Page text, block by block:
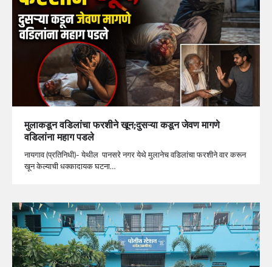
मुलाकडून वडिलांचा फरशीने खून;दुसऱ्या कडून जेवण मागणे
वडिलांना महाग पडले
नायगाव (प्रतिनिधी)- येथील पानसरे नगर येथे मुलानेच वडिलांचा फरशीने वार करून
खून केल्याची धक्कादायक घटना…